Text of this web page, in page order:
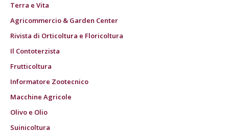
Terra e Vita
Agricommercio & Garden Center
Rivista di Orticoltura e Floricoltura
Il Contoterzista
Frutticoltura
Informatore Zootecnico
Macchine Agricole
Olivo e Olio
Suinicoltura